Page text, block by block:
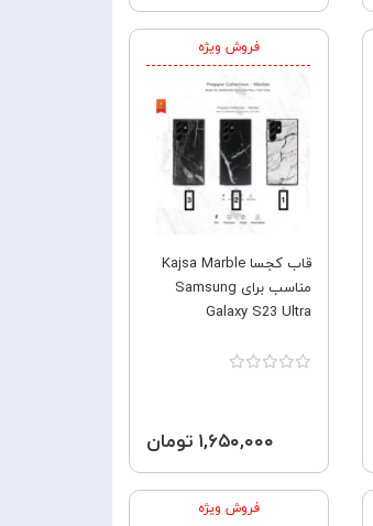
فروش ویژه
قاب کجسا Kajsa Marble
مناسب برای Samsung
Galaxy S23 Ultra
۱,۶۵۰,۰۰۰ تومان
فروش ویژه